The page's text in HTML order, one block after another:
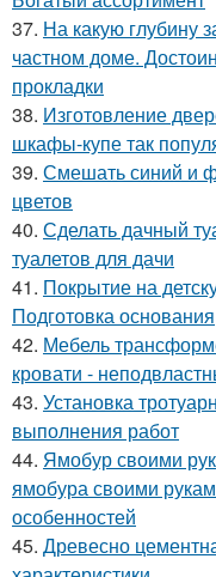
37. На какую глубину
частном доме.
прокладки
38. Изготовление
шкафы-купе так
39. Смешать синий и
цветов
40. Сделать дачный
туалетов для дачи
41. Покрытие на
Подготовка основания
42. Мебель
кровати -
43. Установка
выполнения работ
44. Ямобур своими
ямобура своими
особенностей
45. Древесно